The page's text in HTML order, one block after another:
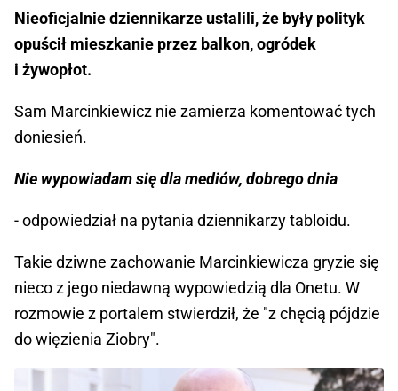
Nieoficjalnie dziennikarze ustalili, że były polityk
opuścił mieszkanie przez balkon, ogródek
i żywopłot.
Sam Marcinkiewicz nie zamierza komentować tych
doniesień.
Nie wypowiadam się dla mediów, dobrego dnia
- odpowiedział na pytania dziennikarzy tabloidu.
Takie dziwne zachowanie Marcinkiewicza gryzie się
nieco z jego niedawną wypowiedzią dla Onetu. W
rozmowie z portalem stwierdził, że "z chęcią pójdzie
do więzienia Ziobry".